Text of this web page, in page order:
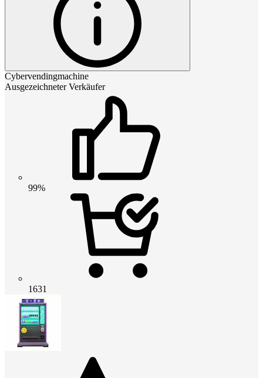
Cybervendingmachine
Ausgezeichneter Verkäufer
99%
1631